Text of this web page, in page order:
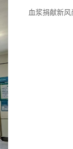
血浆捐献新